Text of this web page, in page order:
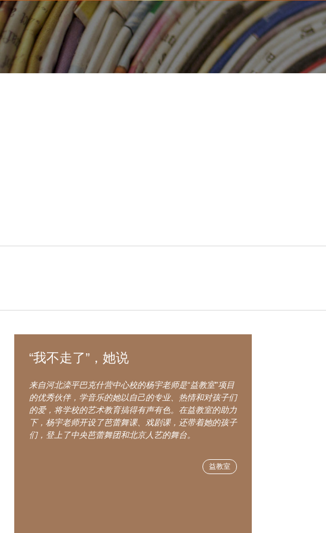
“我不走了”，她说
来自河北滦平巴克什营中心校的杨宇老师是“益教室”项目
的优秀伙伴，学音乐的她以自己的专业、热情和对孩子们
的爱，将学校的艺术教育搞得有声有色。在益教室的助力
下，杨宇老师开设了芭蕾舞课、戏剧课，还带着她的孩子
们，登上了中央芭蕾舞团和北京人艺的舞台。
益教室